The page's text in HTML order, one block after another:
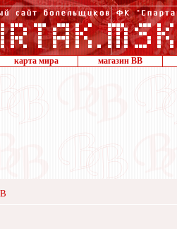
карта мира магазин ВВ